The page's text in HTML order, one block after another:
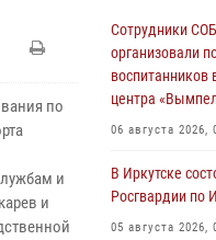
по
и
и
Сотрудники
организовали
воспитанников
центра
06 августа 2026,
В Иркутске
Росгвардии по
05 августа 2026,